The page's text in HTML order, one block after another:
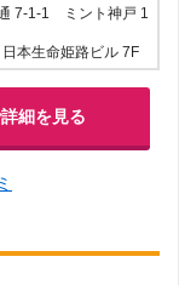
7-1-1 ミント神戸 1
本生命姫路ビル 7F
細を見る